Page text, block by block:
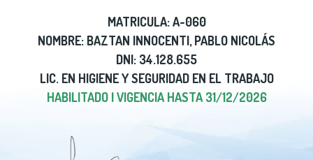
MATRICULA: A-060
NOMBRE: BAZTAN INNOCENTI, PABLO NICOLÁS
DNI: 34.128.655
LIC. EN HIGIENE Y SEGURIDAD EN EL TRABAJO
HABILITADO | VIGENCIA HASTA 31/12/2026